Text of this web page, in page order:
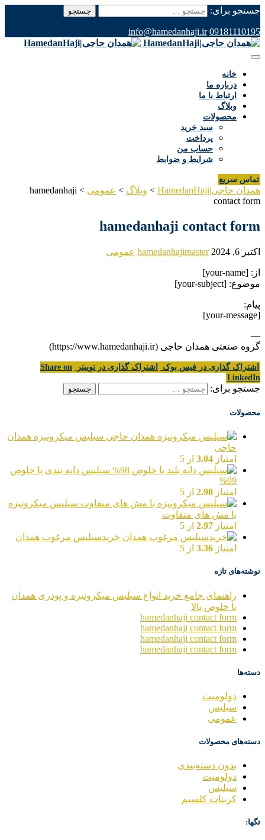
جستجو برای:
09181110195
info@hamedanhaji.ir
خانه
درباره ما
ارتباط با ما
وبلاگ
محصولات
سبد خرید
پرداخت
حساب من
شرایط و ضوابط
تماس سریع
همدان حاجی|HamedanHaji > وبلاگ > عمومی >
hamedanhaji
contact form
hamedanhaji contact form
اکتبر 6, 2024 hamedanhajimaster عمومی
از: [your-name]
موضوع: [your-subject]
پیام:
[your-message]
—
گروه صنعتی همدان حاجی (https://www.hamedanhaji.ir)
اشتراک گذاری در فیس بوک اشتراک گذاری در توییتر
Share on
LinkedIn
جستجو برای:
محصولات
سیلیس میکرونیزه همدان
حاجی
امتیاز 3.04 از 5
سیلیس دانه بندی با خلوص
99%
امتیاز 2.98 از 5
سیلیس میکرونیزه
با مش های متفاوت
امتیاز 2.97 از 5
خریدسیلیس مرغوب همدان
امتیاز 3.36 از 5
نوشته‌های تازه
راهنمای جامع خرید انواع سیلیس میکرونیزه و پودری همدان
با خلوص بالا
hamedanhaji contact form
hamedanhaji contact form
hamedanhaji contact form
hamedanhaji contact form
دسته‌ها
دولومیت
سیلیس
عمومی
دسته‌های محصولات
بدون دسته‌بندی
دولومیت
سیلیس
کربنات کلسیم
تگها: